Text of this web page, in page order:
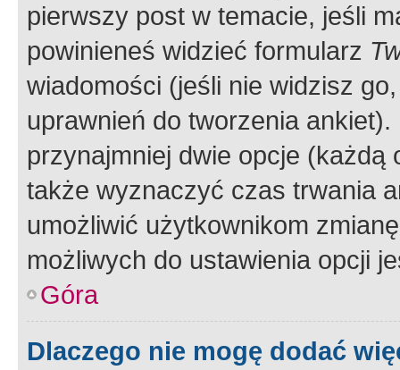
pierwszy post w temacie, jeśli
powinieneś widzieć formularz
wiadomości (jeśli nie widzisz
uprawnień do tworzenia
przynajmniej dwie opcje
także wyznaczyć czas trwania
umożliwić użytkownikom
możliwych do ustawienia opcji
Góra
Dlaczego nie mogę dodać